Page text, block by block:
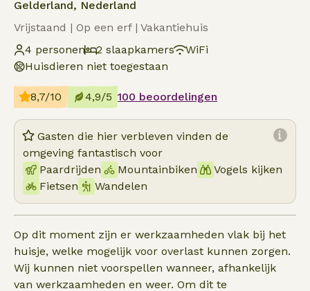
Gelderland, Nederland
Vrijstaand | Op een erf | Vakantiehuis
4 personen
2 slaapkamers
WiFi
Huisdieren niet toegestaan
8,7/10 4,9/5 100 beoordelingen
Gasten die hier verbleven vinden de
omgeving fantastisch voor
Paardrijden
Mountainbiken
Vogels kijken
Fietsen
Wandelen
Op dit moment zijn er werkzaamheden vlak bij het
huisje, welke mogelijk voor overlast kunnen zorgen.
Wij kunnen niet voorspellen wanneer, afhankelijk
van werkzaamheden en weer. Om dit te